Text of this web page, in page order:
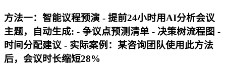
方法一：智能议程预演 - 提前24小时用AI分析会议
主题，自动生成: - 争议点预测清单 - 决策树流程图 -
时间分配建议 - 实际案例：某咨询团队使用此方法
后，会议时长缩短28%